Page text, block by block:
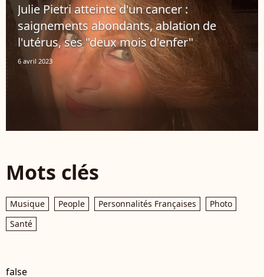
Julie Pietri atteinte d'un cancer :
saignements abondants, ablation de
l'utérus, ses "deux mois d'enfer"
6 avril 2023
Mots clés
Musique People Personnalités Françaises
Photo
Santé
false